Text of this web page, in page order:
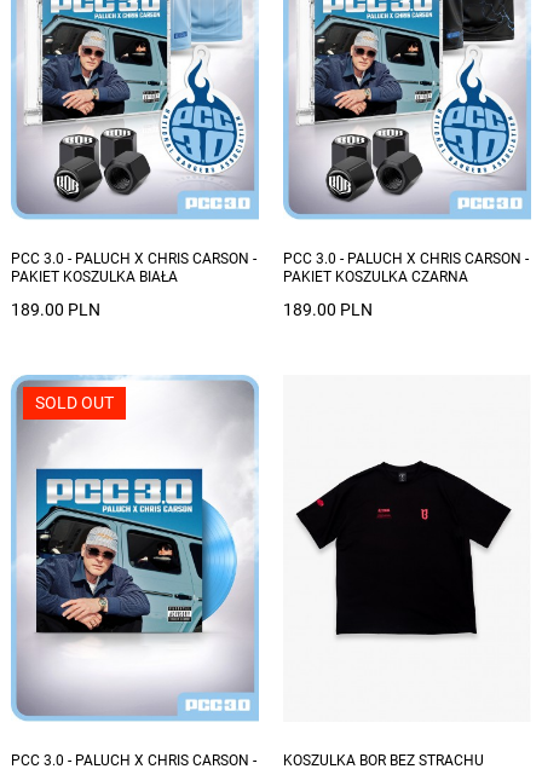
PCC 3.0 - PALUCH X CHRIS CARSON -
PAKIET KOSZULKA BIAŁA
189.00 PLN
PCC 3.0 - PALUCH X CHRIS CARSON -
PAKIET KOSZULKA CZARNA
189.00 PLN
SOLD OUT
PCC 3.0 - PALUCH X CHRIS CARSON -
KOSZULKA BOR BEZ STRACHU